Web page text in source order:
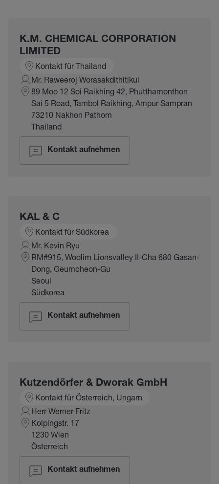
K.M. CHEMICAL CORPORATION
LIMITED
Kontakt für Thailand
Mr. Raweeroj Worasakdithitikul
89 Moo 12 Soi Raikhing 42, Phutthamonthon
Sai 5 Road, Tambol Raikhing, Ampur Sampran
73210 Nakhon Pathom
Thailand
Kontakt aufnehmen
KAL & C
Kontakt für Südkorea
Mr. Kevin Ryu
RM#915, Woolim Lionsvalley II-Cha 680 Gasan-
Dong, Geumcheon-Gu
Seoul
Südkorea
Kontakt aufnehmen
Kutzendörfer & Dworak GmbH
Kontakt für Österreich, Ungarn
Herr Werner Fritz
Kolpingstr. 17
1230 Wien
Österreich
Kontakt aufnehmen